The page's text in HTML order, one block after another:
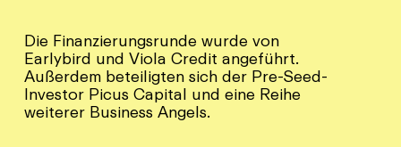
Die Finanzierungsrunde wurde von
Earlybird und Viola Credit angeführt.
Außerdem beteiligten sich der Pre-Seed-
Investor Picus Capital und eine Reihe
weiterer Business Angels.